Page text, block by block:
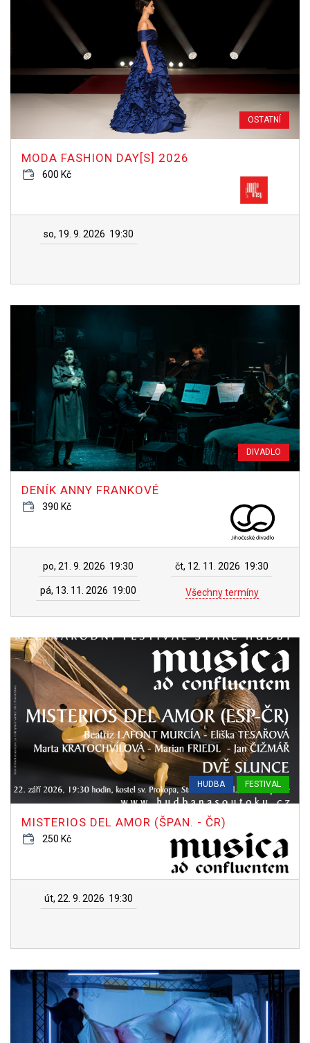
OSTATNÍ
MODA FASHION DAY[S] 2026
600 Kč
so, 19. 9. 2026 19:30
DIVADLO
DENÍK ANNY FRANKOVÉ
390 Kč
po, 21. 9. 2026 19:30 čt, 12. 11. 2026 19:30
pá, 13. 11. 2026 19:00 Všechny termíny
HUDBA FESTIVAL
MISTERIOS DEL AMOR (ŠPAN. - ČR)
250 Kč
út, 22. 9. 2026 19:30